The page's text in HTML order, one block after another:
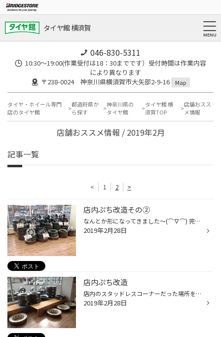
タイヤ館 横須賀
046-830-5311
10:30～19:00(作業受付は18：30までです）受付時間は作業内容
により異なります
〒238-0024 神奈川県横須賀市大矢部2-9-16
Map
タイヤ・ホイール専門
店のタイヤ館
都道府県か
ら探す
神奈川県の
タイヤ館
タイヤ館 横
須賀TOP
店舗おスス
メ情報
店舗おススメ情報 / 2019年2月
記事一覧
< 1 2 >
店内ぷち改造その②
なんとか形になってきました～(⌒∇⌒) 完成まであと少し…(*'▽')/
2019年2月28日
店内ぷち改造
店内のスタッドレスコーナーだった場所を新しく作り直していますー(o^―^o)/ まだ完成していないので、途中経過ですが… 完成しましたらまた報告しますー(^▽^)/
2019年2月28日